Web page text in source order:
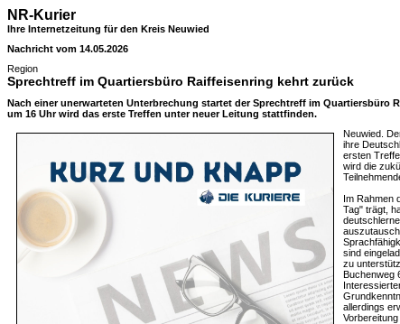
NR-Kurier
Ihre Internetzeitung für den Kreis Neuwied
Nachricht vom 14.05.2026
Region
Sprechtreff im Quartiersbüro Raiffeisenring kehrt zurück
Nach einer unerwarteten Unterbrechung startet der Sprechtreff im Quartiersbüro
um 16 Uhr wird das erste Treffen unter neuer Leitung stattfinden.
Neuwied.
ihre
ersten
wird die
Im Rahmen
Tag" trägt,
sind
zu
Buchenweg
allerdings